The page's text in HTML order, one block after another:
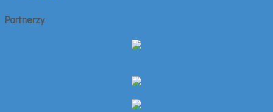
Partnerzy